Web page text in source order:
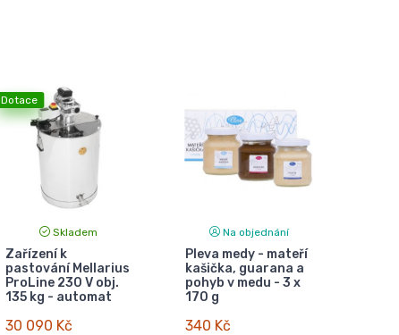
Dotace
Skladem
Zařízení k
pastování Mellarius
ProLine 230 V obj.
135 kg - automat
30 090 Kč
Na objednání
Pleva medy - mateří
kašička, guarana a
pohyb v medu - 3 x
170 g
340 Kč